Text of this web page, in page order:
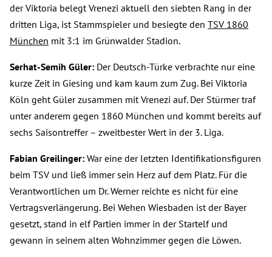
der Viktoria belegt Vrenezi aktuell den siebten Rang in der
dritten Liga, ist Stammspieler und besiegte den TSV 1860
München mit 3:1 im Grünwalder Stadion.
Serhat-Semih Güler: Der Deutsch-Türke verbrachte nur eine
kurze Zeit in Giesing und kam kaum zum Zug. Bei Viktoria
Köln geht Güler zusammen mit Vrenezi auf. Der Stürmer traf
unter anderem gegen 1860 München und kommt bereits auf
sechs Saisontreffer – zweitbester Wert in der 3. Liga.
Fabian Greilinger: War eine der letzten Identifikationsfiguren
beim TSV und ließ immer sein Herz auf dem Platz. Für die
Verantwortlichen um Dr. Werner reichte es nicht für eine
Vertragsverlängerung. Bei Wehen Wiesbaden ist der Bayer
gesetzt, stand in elf Partien immer in der Startelf und
gewann in seinem alten Wohnzimmer gegen die Löwen.